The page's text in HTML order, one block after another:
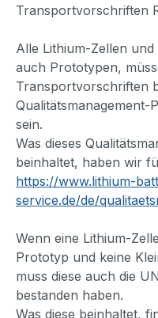
Transportvorschriften
Alle Lithium-Zellen
auch Prototypen,
Transportvorschriften
sein.
Was dieses
beinhaltet, haben wir
https://www.lithium-
service.de/de/
Wenn eine Lithium-
Prototyp und keine
muss diese auch die
bestanden haben.
Was diese beinhaltet,